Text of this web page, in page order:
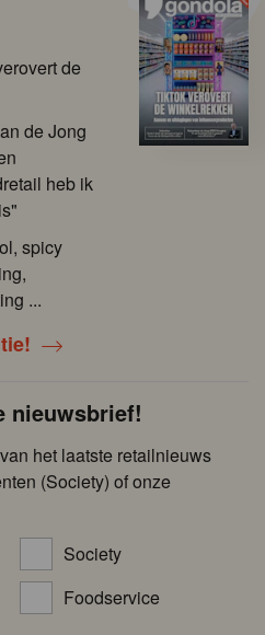
de
de Jong
heb ik
spicy
...
nieuwsbrief!
het laatste retailnieuws
(Society) of onze
Society
Foodservice